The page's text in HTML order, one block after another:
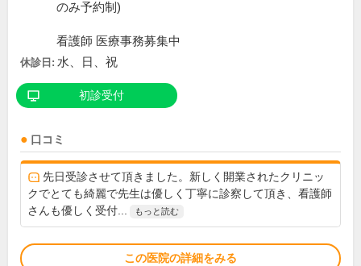
のみ予約制)
看護師 医療事務募集中
休診日: 水、日、祝
初診受付
口コミ
先日受診させて頂きました。新しく開業されたクリニッ
クでとても綺麗で先生は優しく丁寧に診察して頂き、看護師
さんも優しく受付...
もっと読む
この医院の詳細をみる